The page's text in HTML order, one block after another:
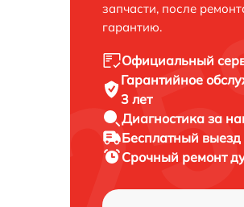
запчасти, после
гарантию.
Официальный
Гарантийное
3 лет
Диагностика за
Бесплатный
Срочный ремонт